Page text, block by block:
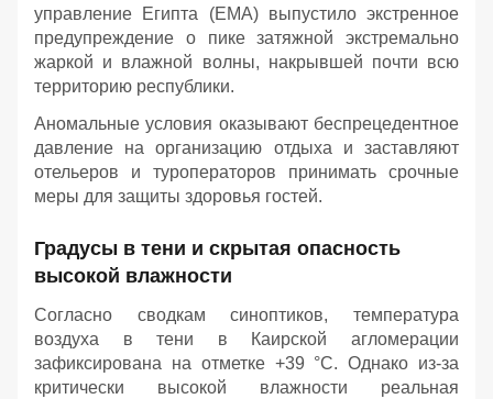
управление Египта (EMA) выпустило экстренное
предупреждение о пике затяжной экстремально
жаркой и влажной волны, накрывшей почти всю
территорию республики.
Аномальные условия оказывают беспрецедентное
давление на организацию отдыха и заставляют
отельеров и туроператоров принимать срочные
меры для защиты здоровья гостей.
Градусы в тени и скрытая опасность
высокой влажности
Согласно сводкам синоптиков, температура
воздуха в тени в Каирской агломерации
зафиксирована на отметке +39 °C. Однако из-за
критически высокой влажности реальная